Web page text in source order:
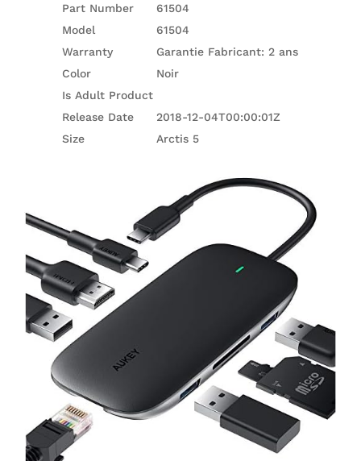
Part Number
61504
Model
61504
Warranty
Garantie Fabricant: 2 ans
Color
Noir
Is Adult Product
Release Date
2018-12-04T00:00:01Z
Size
Arctis 5